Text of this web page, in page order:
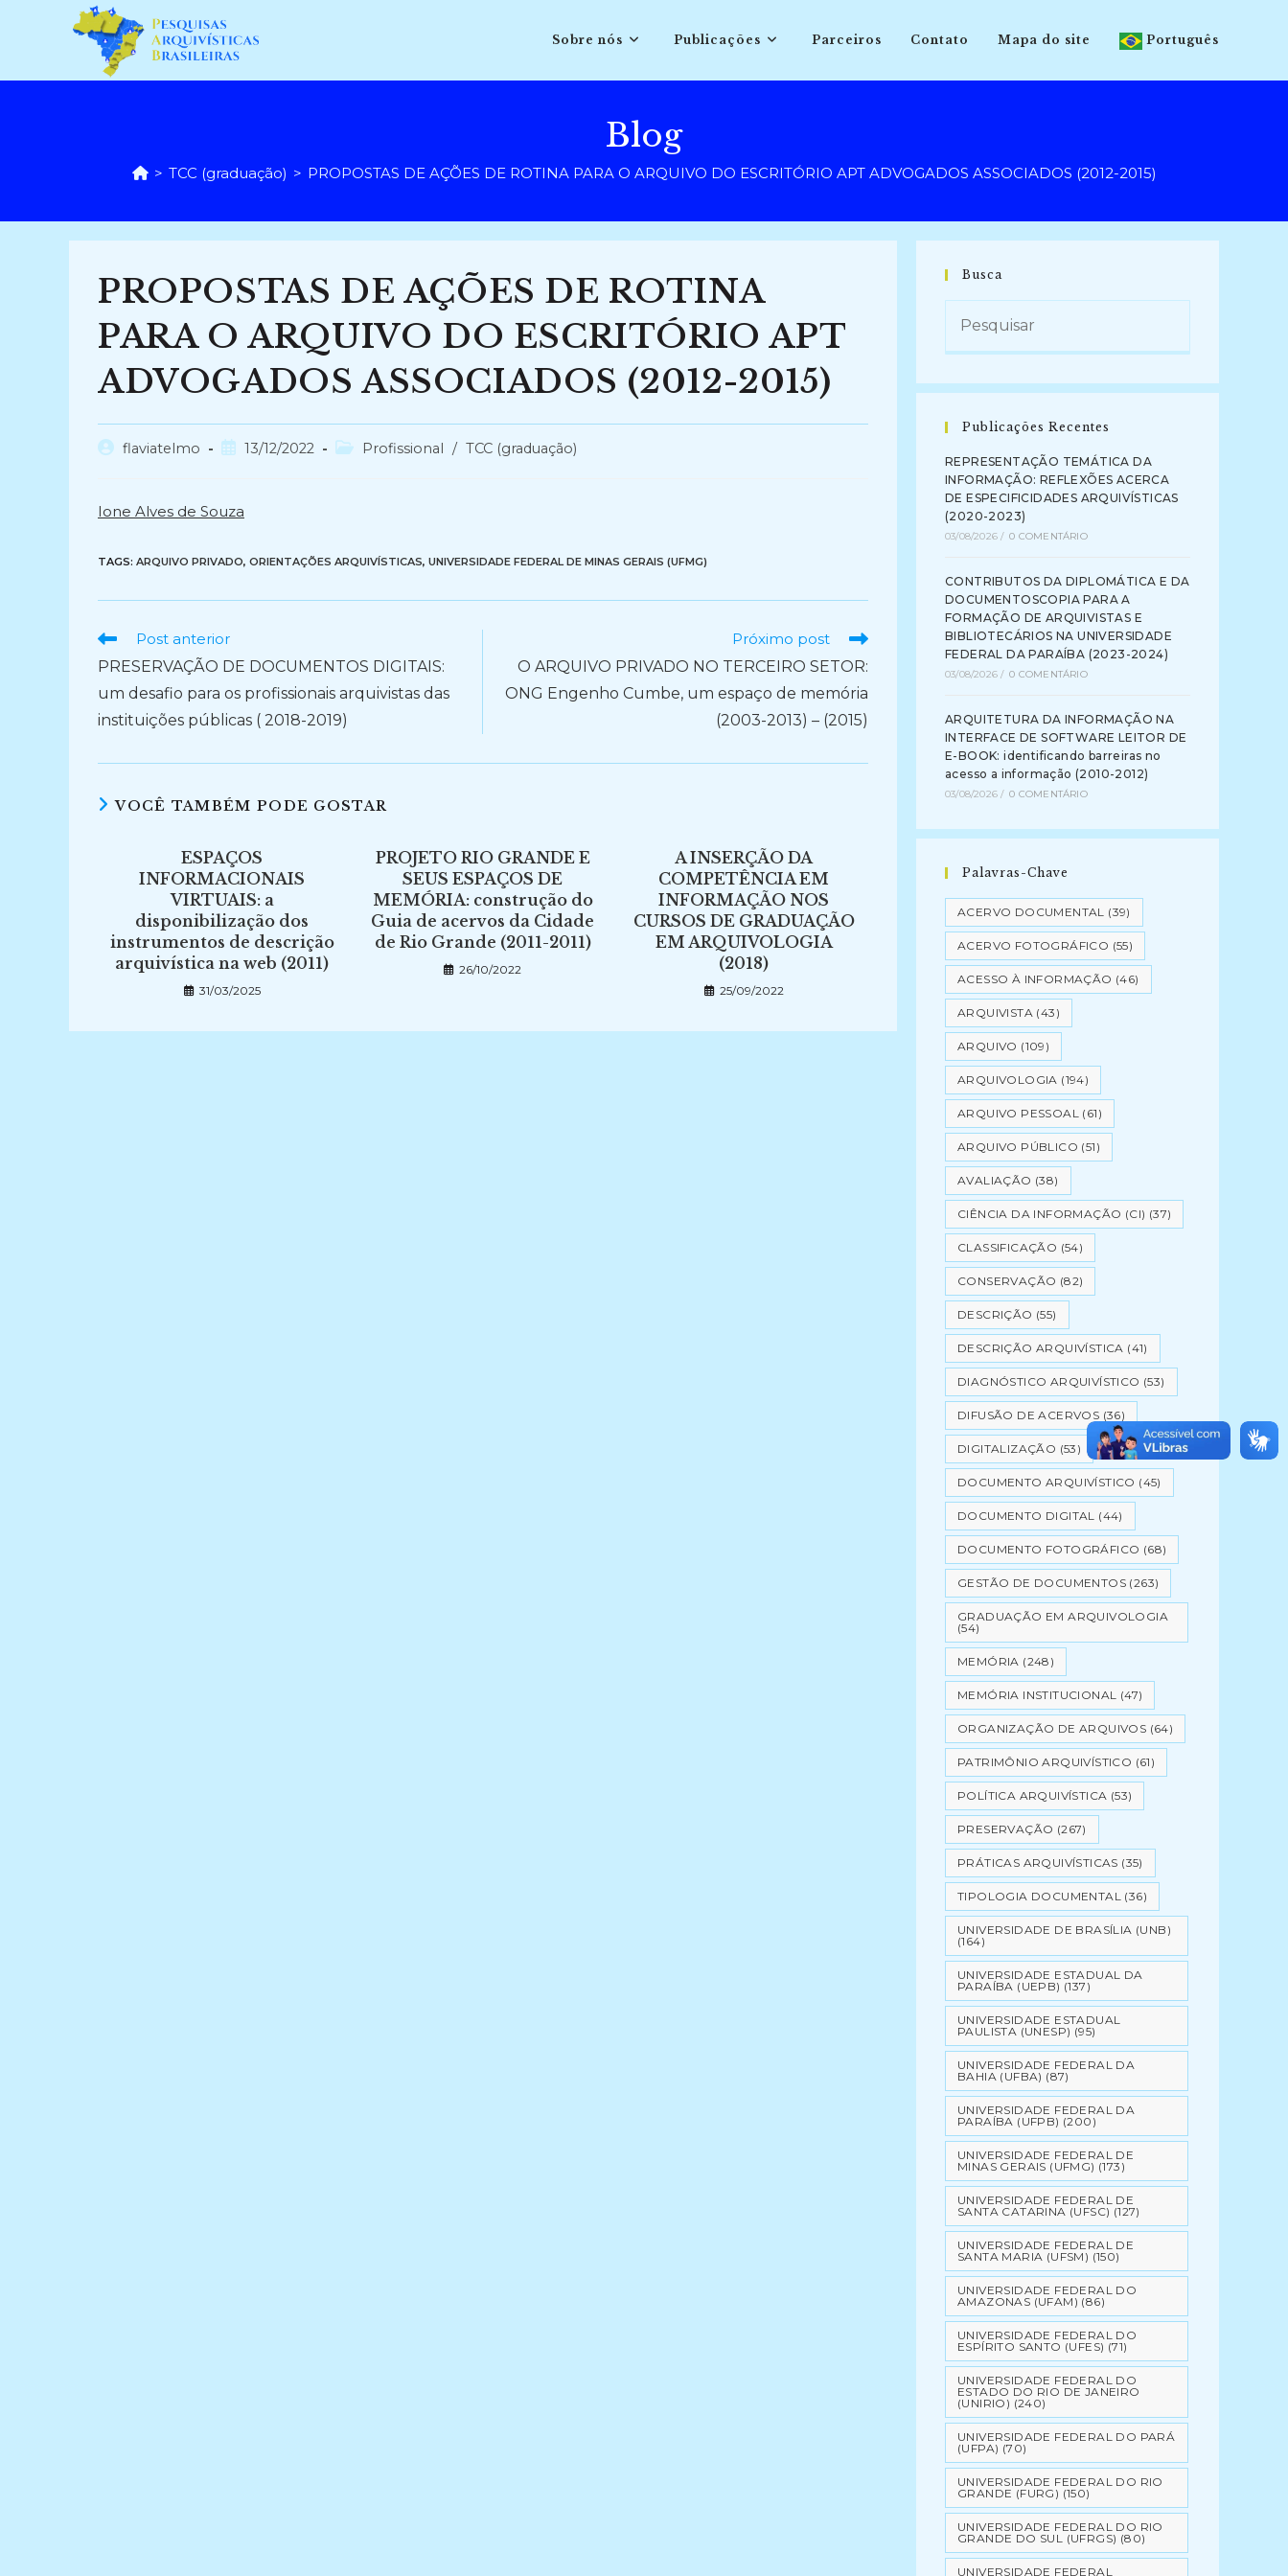
conteúdo
Sobre nós Publicações Parceiros Contato Mapa do site Português
Blog
> TCC (graduação) > PROPOSTAS DE AÇÕES DE ROTINA PARA O ARQUIVO DO ESCRITÓRIO APT ADVOGADOS ASSOCIADOS (2012-2015)
PROPOSTAS DE AÇÕES DE ROTINA
PARA O ARQUIVO DO ESCRITÓRIO APT
ADVOGADOS ASSOCIADOS (2012-2015)
Autorflaviatelmo
Post13/12/2022
Categoria
Profissional / TCC (graduação)
Ione Alves de Souza
TAGS: ARQUIVO PRIVADO, ORIENTAÇÕES ARQUIVÍSTICAS, UNIVERSIDADE FEDERAL DE MINAS GERAIS (UFMG)
Ler
artigos
Post anterior
PRESERVAÇÃO DE DOCUMENTOS DIGITAIS:
um desafio para os profissionais arquivistas das
instituições públicas ( 2018-2019)
Próximo post
O ARQUIVO PRIVADO NO TERCEIRO SETOR:
ONG Engenho Cumbe, um espaço de memória
(2003-2013) – (2015)
VOCÊ TAMBÉM PODE GOSTAR
ESPAÇOS
INFORMACIONAIS
VIRTUAIS: a
disponibilização dos
instrumentos de descrição
arquivística na web (2011)
31/03/2025
PROJETO RIO GRANDE E
SEUS ESPAÇOS DE
MEMÓRIA: construção do
Guia de acervos da Cidade
de Rio Grande (2011-2011)
26/10/2022
A INSERÇÃO DA
COMPETÊNCIA EM
INFORMAÇÃO NOS
CURSOS DE GRADUAÇÃO
EM ARQUIVOLOGIA
(2018)
25/09/2022
Busca
Publicações Recentes
REPRESENTAÇÃO TEMÁTICA DA
INFORMAÇÃO: REFLEXÕES ACERCA
DE ESPECIFICIDADES ARQUIVÍSTICAS
(2020-2023)
03/08/2026 / 0 COMENTÁRIO
CONTRIBUTOS DA DIPLOMÁTICA E DA
DOCUMENTOSCOPIA PARA A
FORMAÇÃO DE ARQUIVISTAS E
BIBLIOTECÁRIOS NA UNIVERSIDADE
FEDERAL DA PARAÍBA (2023-2024)
03/08/2026 / 0 COMENTÁRIO
ARQUITETURA DA INFORMAÇÃO NA
INTERFACE DE SOFTWARE LEITOR DE
E-BOOK: identificando barreiras no
acesso a informação (2010-2012)
03/08/2026 / 0 COMENTÁRIO
Palavras-Chave
ACERVO DOCUMENTAL (39)
ACERVO FOTOGRÁFICO (55)
ACESSO À INFORMAÇÃO (46)
ARQUIVISTA (43)
ARQUIVO (109)
ARQUIVOLOGIA (194)
ARQUIVO PESSOAL (61)
ARQUIVO PÚBLICO (51)
AVALIAÇÃO (38)
CIÊNCIA DA INFORMAÇÃO (CI) (37)
CLASSIFICAÇÃO (54)
CONSERVAÇÃO (82)
DESCRIÇÃO (55)
DESCRIÇÃO ARQUIVÍSTICA (41)
DIAGNÓSTICO ARQUIVÍSTICO (53)
DIFUSÃO DE ACERVOS (36)
DIGITALIZAÇÃO (53)
DOCUMENTO ARQUIVÍSTICO (45)
DOCUMENTO DIGITAL (44)
DOCUMENTO FOTOGRÁFICO (68)
GESTÃO DE DOCUMENTOS (263)
GRADUAÇÃO EM ARQUIVOLOGIA
(54)
MEMÓRIA (248)
MEMÓRIA INSTITUCIONAL (47)
ORGANIZAÇÃO DE ARQUIVOS (64)
PATRIMÔNIO ARQUIVÍSTICO (61)
POLÍTICA ARQUIVÍSTICA (53)
PRESERVAÇÃO (267)
PRÁTICAS ARQUIVÍSTICAS (35)
TIPOLOGIA DOCUMENTAL (36)
UNIVERSIDADE DE BRASÍLIA (UNB)
(164)
UNIVERSIDADE ESTADUAL DA
PARAÍBA (UEPB) (137)
UNIVERSIDADE ESTADUAL
PAULISTA (UNESP) (95)
UNIVERSIDADE FEDERAL DA
BAHIA (UFBA) (87)
UNIVERSIDADE FEDERAL DA
PARAÍBA (UFPB) (200)
UNIVERSIDADE FEDERAL DE
MINAS GERAIS (UFMG) (173)
UNIVERSIDADE FEDERAL DE
SANTA CATARINA (UFSC) (127)
UNIVERSIDADE FEDERAL DE
SANTA MARIA (UFSM) (150)
UNIVERSIDADE FEDERAL DO
AMAZONAS (UFAM) (86)
UNIVERSIDADE FEDERAL DO
ESPÍRITO SANTO (UFES) (71)
UNIVERSIDADE FEDERAL DO
ESTADO DO RIO DE JANEIRO
(UNIRIO) (240)
UNIVERSIDADE FEDERAL DO PARÁ
(UFPA) (70)
UNIVERSIDADE FEDERAL DO RIO
GRANDE (FURG) (150)
UNIVERSIDADE FEDERAL DO RIO
GRANDE DO SUL (UFRGS) (80)
UNIVERSIDADE FEDERAL